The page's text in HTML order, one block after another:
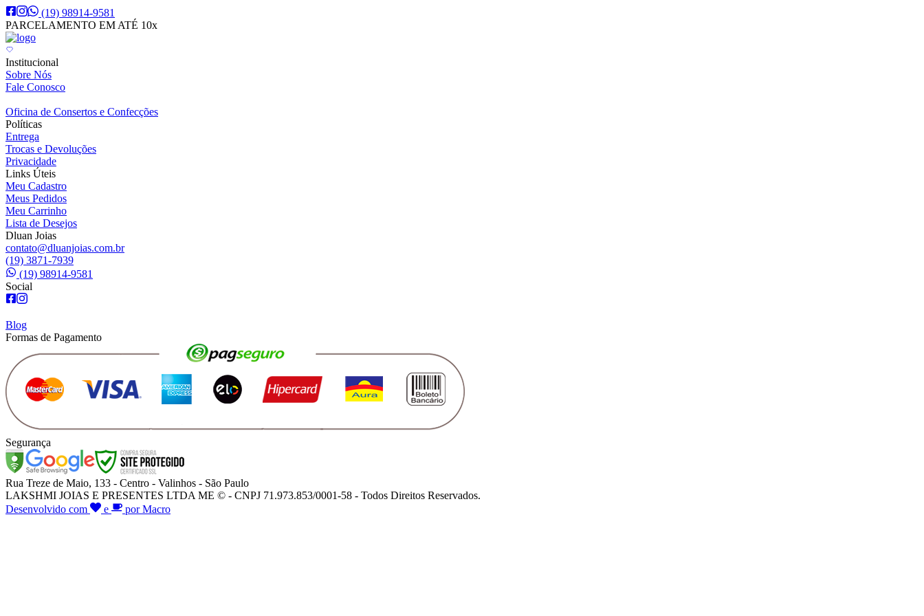
(19) 98914-9581
PARCELAMENTO EM ATÉ 10x
Institucional
Sobre Nós
Fale Conosco
Oficina de Consertos e Confecções
Políticas
Entrega
Trocas e Devoluções
Privacidade
Links Úteis
Meu Cadastro
Meus Pedidos
Meu Carrinho
Lista de Desejos
Dluan Joias
contato@dluanjoias.com.br
(19) 3871-7939
(19) 98914-9581
Social
Blog
Formas de Pagamento
Segurança
Rua Treze de Maio, 133 - Centro - Valinhos - São Paulo
LAKSHMI JOIAS E PRESENTES LTDA ME © - CNPJ 71.973.853/0001-58 - Todos Direitos Reservados.
Desenvolvido com
e por Macro